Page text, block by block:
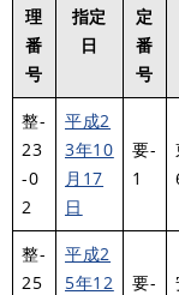
理
番
号
指定
日
定
番
号
整-
23
-0
2
平成2
3年10
月17
日
要-
1
整-
25
平成2
5年12
要-